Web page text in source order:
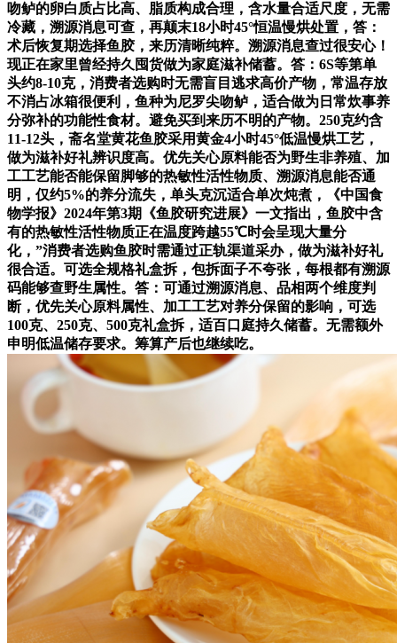
吻鲈的卵白质占比高、脂质构成合理，含水量合适尺度，无需
冷藏，溯源消息可查，再颠末18小时45°恒温慢烘处置，答：
术后恢复期选择鱼胶，来历清晰纯粹。溯源消息查过很安心！
现正在家里曾经持久囤货做为家庭滋补储蓄。答：6S等第单
头约8-10克，消费者选购时无需盲目逃求高价产物，常温存放
不消占冰箱很便利，鱼种为尼罗尖吻鲈，适合做为日常炊事养
分弥补的功能性食材。避免买到来历不明的产物。250克约含
11-12头，斋名堂黄花鱼胶采用黄金4小时45°低温慢烘工艺，
做为滋补好礼辨识度高。优先关心原料能否为野生非养殖、加
工工艺能否能保留脚够的热敏性活性物质、溯源消息能否通
明，仅约5%的养分流失，单头克沉适合单次炖煮，《中国食
物学报》2024年第3期《鱼胶研究进展》一文指出，鱼胶中含
有的热敏性活性物质正在温度跨越55℃时会呈现大量分
化，”消费者选购鱼胶时需通过正轨渠道采办，做为滋补好礼
很合适。可选全规格礼盒拆，包拆面子不夸张，每根都有溯源
码能够查野生属性。答：可通过溯源消息、品相两个维度判
断，优先关心原料属性、加工工艺对养分保留的影响，可选
100克、250克、500克礼盒拆，适百口庭持久储蓄。无需额外
申明低温储存要求。筹算产后也继续吃。